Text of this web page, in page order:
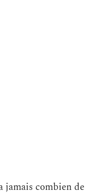
jamais combien de